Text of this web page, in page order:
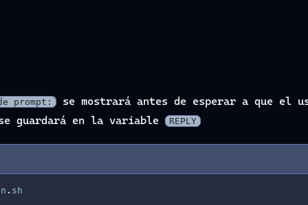
prompt:
se mostrará antes de esperar a que el
guardará en la variable
REPLY
. sh